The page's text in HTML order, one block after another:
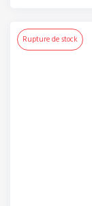
Rupture de stock